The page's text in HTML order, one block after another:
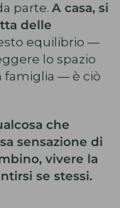
parte.A casa, si
delle
equilibrio —
lo spazio
famiglia — è ciò
che
sensazione di
vivere la
se stessi.